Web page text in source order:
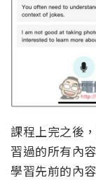
課程上完之後
習過的所有內
學習先前的內容